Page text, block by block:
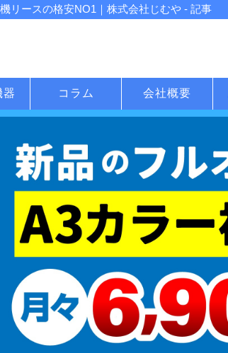
リースの格安NO1｜株式会社じむや - 記事
器 コラム 会社概要